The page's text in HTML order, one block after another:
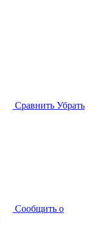
Cравнить Убрать
Cообщить о